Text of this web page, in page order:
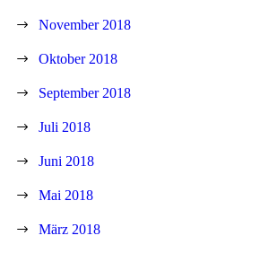
November 2018
Oktober 2018
September 2018
Juli 2018
Juni 2018
Mai 2018
März 2018